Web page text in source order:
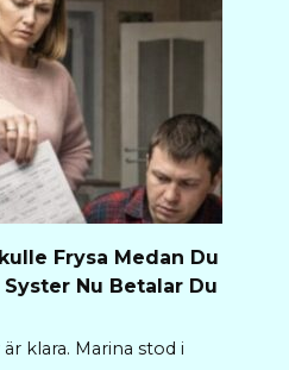
Frysa Medan Du
Nu Betalar Du
klara. Marina stod i